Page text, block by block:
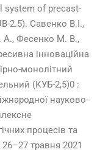
system of precast-
2.5). Савенко В.І.,
А., Фесенко М. В.,
інноваційна
монолітний
(КУБ-2,5)0 :
науково-
процесів та
травня 2021